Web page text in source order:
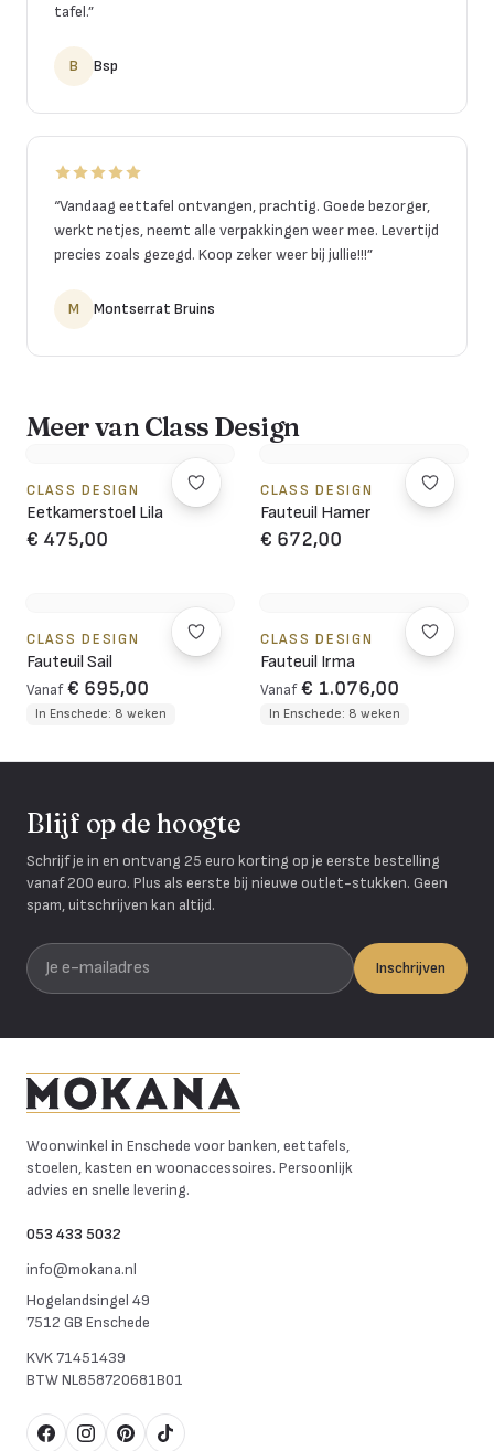
tafel.”
B Bsp
“Vandaag eettafel ontvangen, prachtig. Goede bezorger,
werkt netjes, neemt alle verpakkingen weer mee. Levertijd
precies zoals gezegd. Koop zeker weer bij jullie!!!”
M Montserrat Bruins
Meer van Class Design
CLASS DESIGN
Eetkamerstoel Lila
€ 475,00
CLASS DESIGN
Fauteuil Hamer
€ 672,00
CLASS DESIGN
Fauteuil Sail
Vanaf € 695,00
In Enschede: 8 weken
CLASS DESIGN
Fauteuil Irma
Vanaf € 1.076,00
In Enschede: 8 weken
Blijf op de hoogte
Schrijf je in en ontvang 25 euro korting op je eerste bestelling
vanaf 200 euro. Plus als eerste bij nieuwe outlet-stukken. Geen
spam, uitschrijven kan altijd.
Je e-mailadres
Inschrijven
Woonwinkel in Enschede voor banken, eettafels,
stoelen, kasten en woonaccessoires. Persoonlijk
advies en snelle levering.
053 433 5032
info@mokana.nl
Hogelandsingel 49
7512 GB Enschede
KVK71451439
BTWNL858720681B01
FacebookInstagram
Pinterest
TikTok